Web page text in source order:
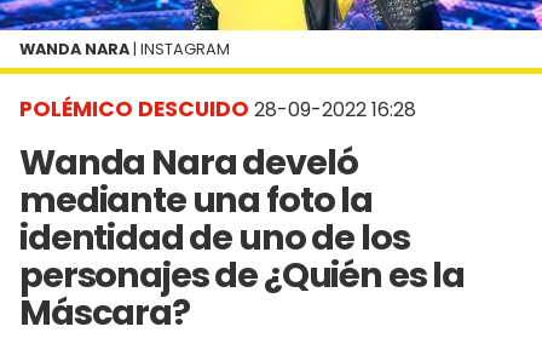
POLÉMICO DESCUIDO 28-09-2022 16:28
Wanda Nara develó
mediante una foto la
identidad de uno de los
personajes de ¿Quién es la
Máscara?
WANDA NARA | INSTAGRAM